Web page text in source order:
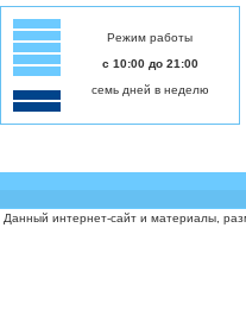
Режим работы
с 10:00 до 21:00
семь дней в неделю
Данный интернет-сайт и материалы,